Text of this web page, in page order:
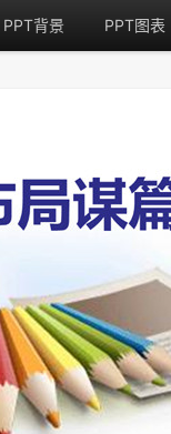
PPT背景 PPT图表